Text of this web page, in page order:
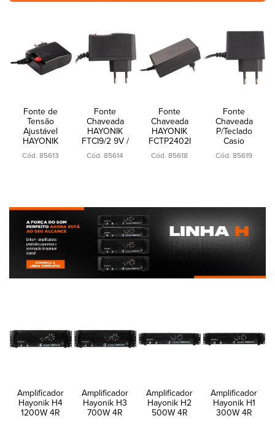
Fonte de
Tensão
Ajustável
HAYONIK
FTR200 2A
Bivolt
Cód. 85613
Fonte
Chaveada
HAYONIK
FTCI9/2 9V /
2A 18W P4
Centro
Cód. 85614
Fonte
Chaveada
HAYONIK
FCTP2402I
24V / 2A
48W P4
Cód. 85618
Fonte
Chaveada
P/Teclado
Casio
HAYONIK
FTCA-951
Cód. 85619
Amplificador
Hayonik H4
1200W 4R
Amplificador
Hayonik H3
700W 4R
Amplificador
Hayonik H2
500W 4R
Amplificador
Hayonik H1
300W 4R